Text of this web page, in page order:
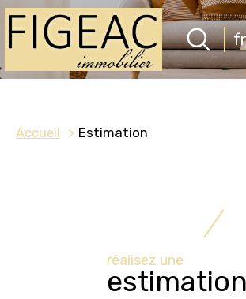
fr
Accueil 0
fr
Accueil Estimation
réalisez une
estimation